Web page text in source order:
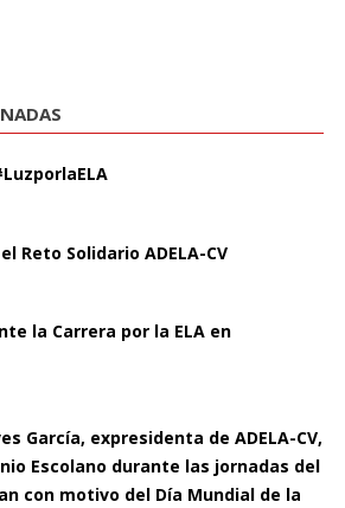
Reto Solidario ADELA-CV
la Carrera por la ELA en
García, expresidenta de ADELA-CV,
Escolano durante las jornadas del
con motivo del Día Mundial de la